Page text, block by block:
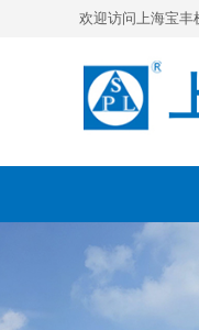
欢迎访问上海宝丰